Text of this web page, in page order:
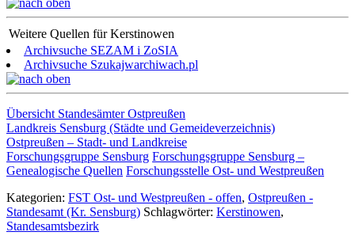
Weitere Quellen für Kerstinowen
Archivsuche SEZAM i ZoSIA
Archivsuche Szukajwarchiwach.pl
Übersicht Standesämter Ostpreußen
Landkreis Sensburg (Städte und Gemeideverzeichnis)
Ostpreußen – Stadt- und Landkreise
Forschungsgruppe Sensburg Forschungsgruppe Sensburg –
Genealogische Quellen Forschungsstelle Ost- und Westpreußen
Kategorien: FST Ost- und Westpreußen - offen, Ostpreußen -
Standesamt (Kr. Sensburg) Schlagwörter: Kerstinowen,
Standesamtsbezirk